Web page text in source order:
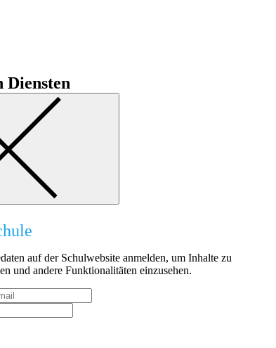
Diensten
auf der Schulwebsite anmelden, um Inhalte zu
und andere Funktionalitäten einzusehen.